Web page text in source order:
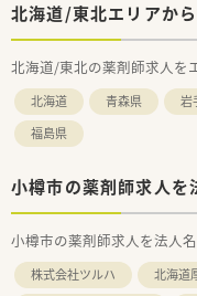
北海道/東北エリアか
北海道/東北の薬剤師求人を
北海道 青森県 岩
福島県
小樽市の薬剤師求人を
小樽市の薬剤師求人を法人
株式会社ツルハ 北海道